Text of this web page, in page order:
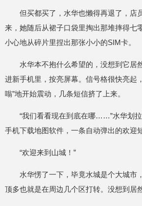
但买都买了，水华也懒得再退了，店
来，她随后从裙子口袋里掏出那堆摔得七
小心地从碎片里捏出那张小小的SIM卡。
水华本不抱什么希望的，没想到它居
进新手机里，按亮屏幕。信号格很快亮起
嗡”地开始震动，几条短信挤了上来。
“我们看看现在到底在哪……”水华划
手机下载地图软件，一条自动弹出的欢
“欢迎来到山城！”
水华愣了一下，毕竟水城是个大城市
顶多也就是在周边几个区打转。没想到